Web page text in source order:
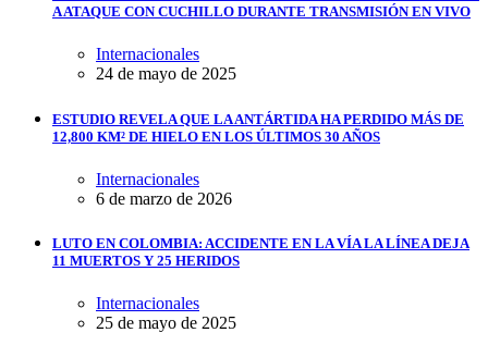
A ATAQUE CON CUCHILLO DURANTE TRANSMISIÓN EN VIVO
Internacionales
24 de mayo de 2025
ESTUDIO REVELA QUE LA ANTÁRTIDA HA PERDIDO MÁS DE
12,800 KM² DE HIELO EN LOS ÚLTIMOS 30 AÑOS
Internacionales
6 de marzo de 2026
LUTO EN COLOMBIA: ACCIDENTE EN LA VÍA LA LÍNEA DEJA
11 MUERTOS Y 25 HERIDOS
Internacionales
25 de mayo de 2025